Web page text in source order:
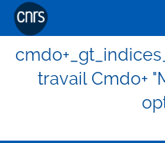
travail Cmdo+